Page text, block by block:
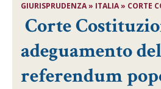
GIURISPRUDENZA » ITALIA » CORTE
Corte
adeguamento
referendum